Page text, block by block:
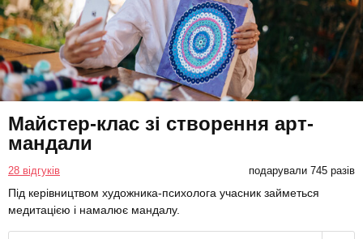
Майстер-клас зі створення арт-
мандали
28 відгуків подарували 745 разів
Під керівництвом художника-психолога учасник займеться
медитацією і намалює мандалу.